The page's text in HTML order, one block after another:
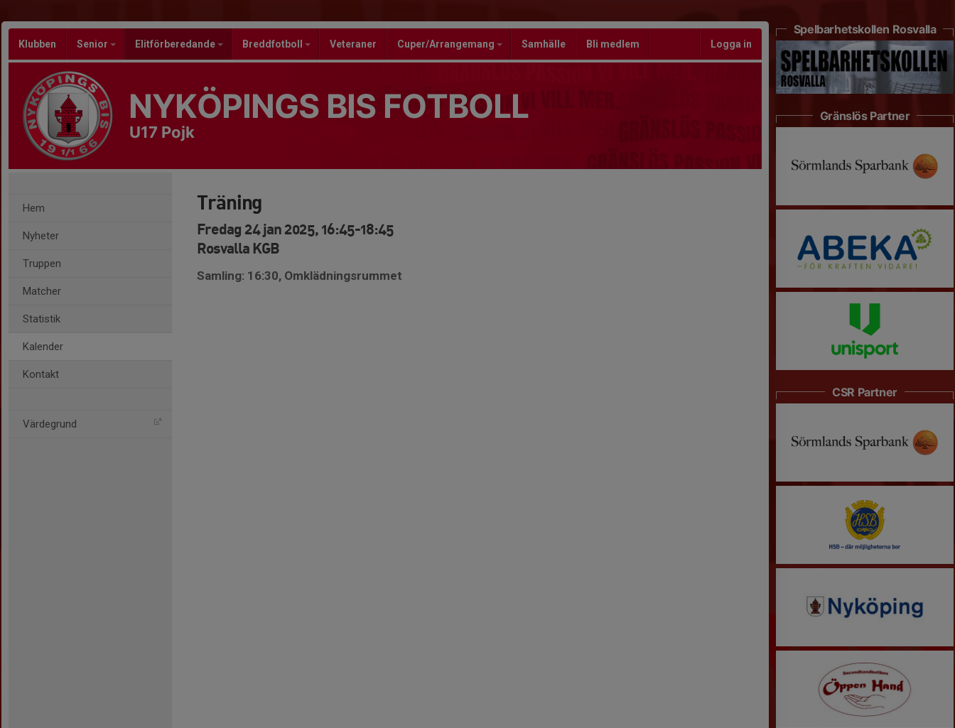
Klubben Senior Elitförberedande Breddfotboll Veteraner Cuper/Arrangemang Samhälle Bli medlem Logga in
NYKÖPINGS BIS FOTBOLL
U17 Pojk
Hem
Nyheter
Truppen
Matcher
Statistik
Kalender
Kontakt
Värdegrund
Träning
Fredag 24 jan 2025, 16:45-18:45
Rosvalla KGB
Samling: 16:30, Omklädningsrummet
Spelbarhetskollen Rosvalla
Gränslös Partner
CSR Partner